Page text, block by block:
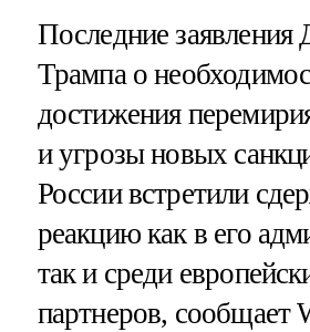
Последние заявления
Трампа о
достижения
и угрозы новых
России встретили
реакцию как в его
так и среди
партнеров, сообщает